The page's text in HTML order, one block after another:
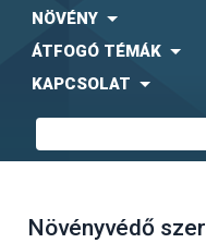
NÖVÉNY
ÁTFOGÓ TÉMÁK
KAPCSOLAT
Növényvédő